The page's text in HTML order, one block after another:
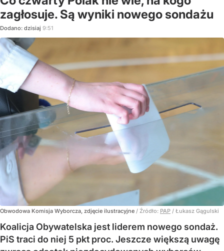
zagłosuje. Są wyniki nowego sondażu
Dodano: dzisiaj 9:51
Obwodowa Komisja Wyborcza, zdjęcie ilustracyjne / Źródło: PAP / Łukasz Gągulski
Koalicja Obywatelska jest liderem nowego sondaż.
PiS traci do niej 5 pkt proc. Jeszcze większą uwagę